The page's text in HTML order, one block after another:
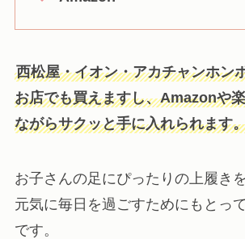
西松屋・イオン・アカチャンホン
お店でも買えますし、Amazonや
ながらサクッと手に入れられます
お子さんの足にぴったりの上履き
元気に毎日を過ごすためにもとっ
です。